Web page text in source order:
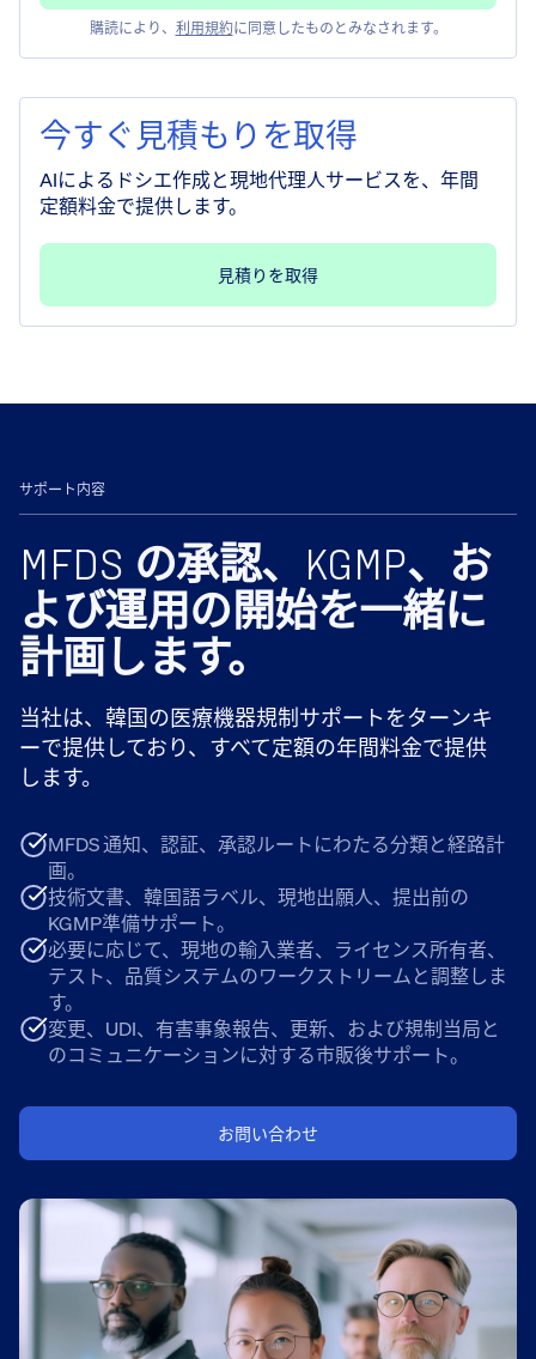
購読により、 利用規約に同意したものとみなされます。
今すぐ見積もりを取得
AIによるドシエ作成と現地代理人サービスを、年間
定額料金で提供します。
見積りを取得
サポート内容
MFDS の承認、KGMP、お
よび運用の開始を一緒に
計画します。
当社は、韓国の医療機器規制サポートをターンキ
ーで提供しており、すべて定額の年間料金で提供
します。
MFDS 通知、認証、承認ルートにわたる分類と経路計
画。
技術文書、韓国語ラベル、現地出願人、提出前の
KGMP準備サポート。
必要に応じて、現地の輸入業者、ライセンス所有者、
テスト、品質システムのワークストリームと調整しま
す。
変更、UDI、有害事象報告、更新、および規制当局と
のコミュニケーションに対する市販後サポート。
お問い合わせ